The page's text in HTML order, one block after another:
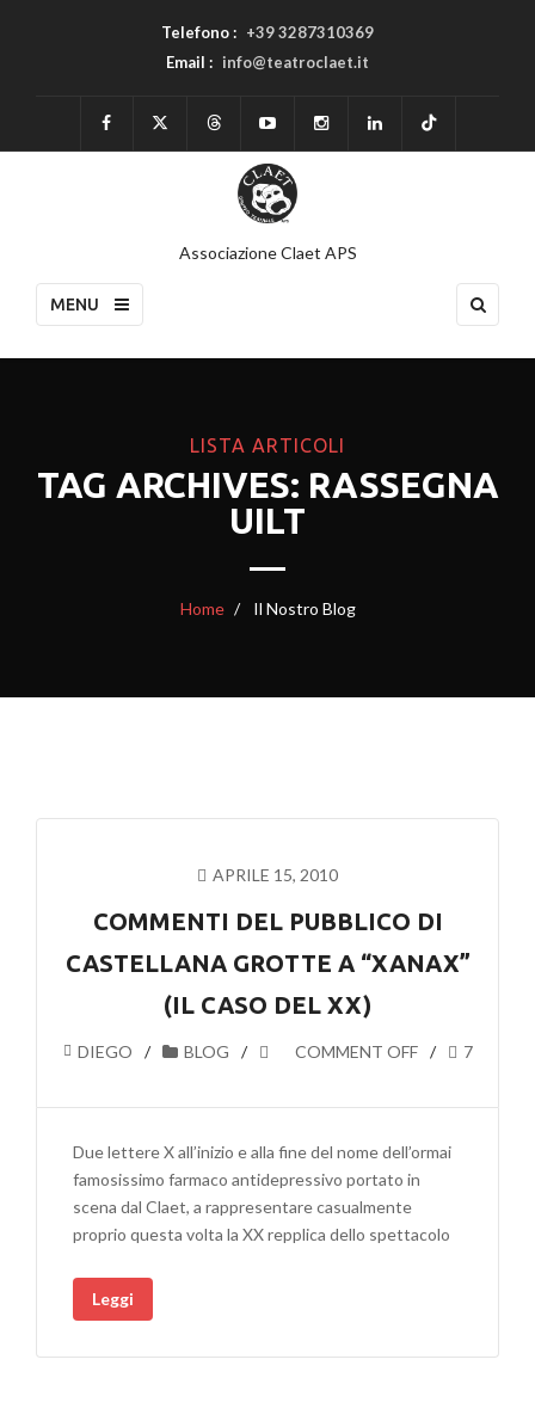
Telefono : +39 3287310369
Email : info@teatroclaet.it
Associazione Claet APS
MENU
LISTA ARTICOLI
TAG ARCHIVES: RASSEGNA
UILT
Home Il Nostro Blog
APRILE 15, 2010
COMMENTI DEL PUBBLICO DI
CASTELLANA GROTTE A “XANAX”
(IL CASO DEL XX)
DIEGO BLOG COMMENT OFF 7
Due lettere X all’inizio e alla fine del nome dell’ormai
famosissimo farmaco antidepressivo portato in
scena dal Claet, a rappresentare casualmente
proprio questa volta la XX repplica dello spettacolo
Leggi